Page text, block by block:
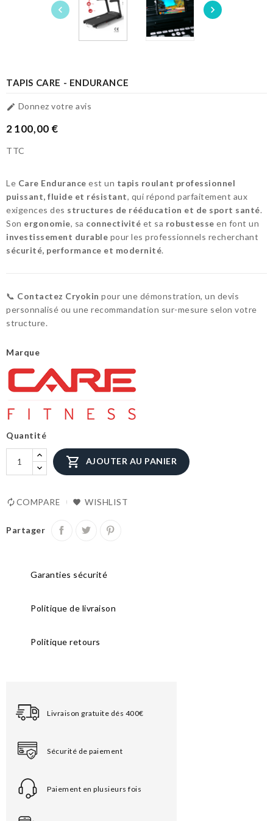
 
TAPIS CARE - ENDURANCE
 Donnez votre avis
2 100,00 €
TTC
Le Care Endurance est un tapis roulant professionnel
puissant, fluide et résistant, qui répond parfaitement aux
exigences des structures de rééducation et de sport santé.
Son ergonomie, sa connectivité et sa robustesse en font un
investissement durable pour les professionnels recherchant
sécurité, performance et modernité.
📞 Contactez Cryokin pour une démonstration, un devis
personnalisé ou une recommandation sur-mesure selon votre
structure.
Marque
Quantité
 AJOUTER AU PANIER
COMPARE WISHLIST
Partager
Garanties sécurité
Politique de livraison
Politique retours
Livraison gratuite dés 400€
Sécurité de paiement
Paiement en plusieurs fois